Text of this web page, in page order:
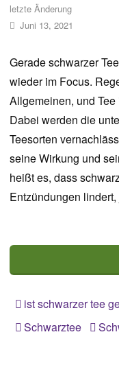
letzte Änderung
Juni 13, 2021
Gerade schwarzer
wieder im Focus.
Allgemeinen, und
Dabei werden die
Teesorten
seine Wirkung und
heißt es, dass
Entzündungen
ist schwarzer tee
Schwarztee